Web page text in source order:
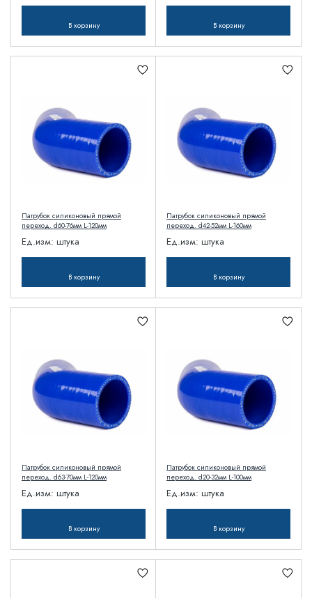
В корзину В корзину
Патрубок силиконовый прямой
переход. d60-76мм L-120мм
Ед.изм: штука
В корзину
Патрубок силиконовый прямой
переход. d42-52мм L-160мм
Ед.изм: штука
В корзину
Патрубок силиконовый прямой
переход. d63-70мм L-120мм
Ед.изм: штука
В корзину
Патрубок силиконовый прямой
переход. d20-32мм L-100мм
Ед.изм: штука
В корзину